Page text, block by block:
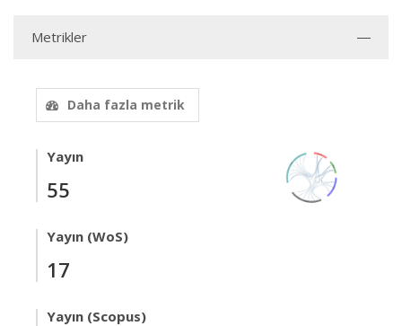
Metrikler
Daha fazla metrik
Yayın
55
Yayın (WoS)
17
Yayın (Scopus)